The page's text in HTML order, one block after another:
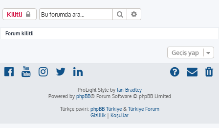
Kilitli Ara
Forum kilitli
Geçiş yap
ProLight Style by Ian Bradley
Powered by phpBB® Forum Software © phpBB Limited
Türkçe çeviri: phpBB Türkiye& Türkiye Forum
Gizlilik | Koşullar